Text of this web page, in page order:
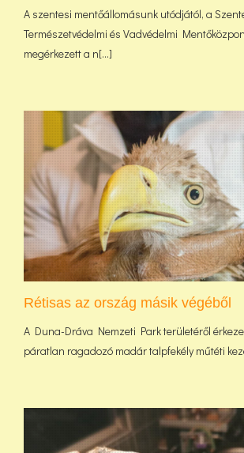
A szentesi mentőállomásunk utódjától, a
Természetvédelmi és Vadvédelmi
megérkezett a n[...]
Rétisas az ország másik végéből
A Duna-Dráva Nemzeti Park területéről
páratlan ragadozó madár talpfekély műtéti